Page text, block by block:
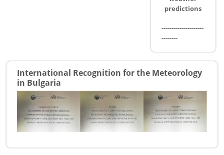
predictions
---------------------
--------
International Recognition for the Meteorology
in Bulgaria